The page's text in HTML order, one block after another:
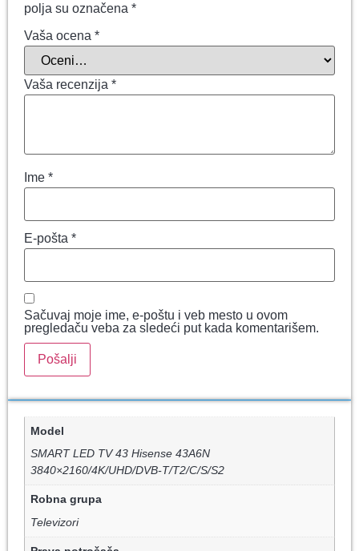
polja su označena *
Vaša ocena *
Vaša recenzija *
Ime *
E-pošta *
Sačuvaj moje ime, e-poštu i veb mesto u ovom
pregledaču veba za sledeći put kada komentarišem.
Model
SMART LED TV 43 Hisense 43A6N
3840×2160/4K/UHD/DVB-T/T2/C/S/S2
Robna grupa
Televizori